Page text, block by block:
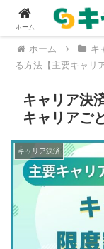
ホーム キ
る方法【主要キャリ
キャリア決
キャリアご
キャリア決済
ホーム